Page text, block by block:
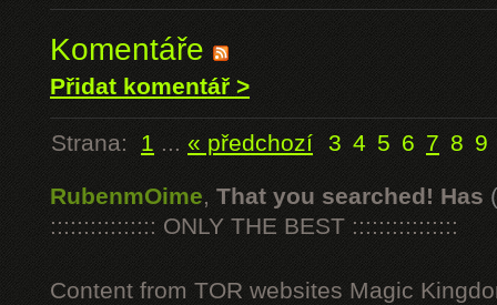
Komentáře
Přidat komentář >
Strana: 1 ... « předchozí 3 4 5 6 7 8 9
RubenmOime, That you searched! Has
:::::::::::::::: ONLY THE BEST ::::::::::::::::
Content from TOR websites Magic